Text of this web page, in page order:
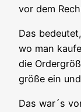
vor dem
Das
wo man
die
grö­ße ein
Das war´s